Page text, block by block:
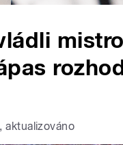
aktualizováno